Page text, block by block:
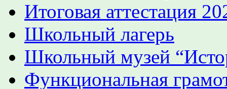
Итоговая аттестация
Школьный лагерь
Школьный музей
Функциональная